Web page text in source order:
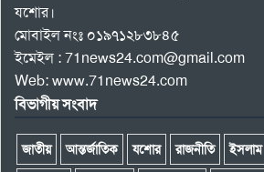
যশোর।
মোবাইল নংঃ ০১৯৭১২৮৩৮৪৫
ইমেইল : 71news24.com@gmail.com
Web: www.71news24.com
বিভাগীয় সংবাদ
জাতীয় আন্তর্জাতিক যশোর রাজনীতি ইসলাম